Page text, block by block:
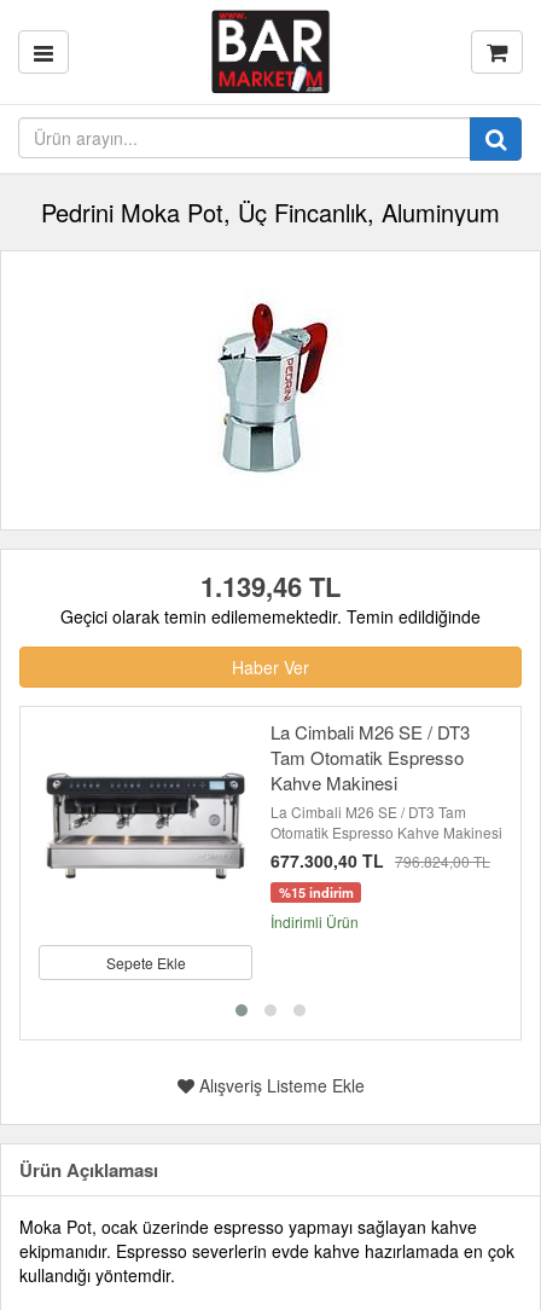
Pedrini Moka Pot, Üç Fincanlık, Aluminyum
1.139,46 TL
Geçici olarak temin edilememektedir. Temin edildiğinde
Haber Ver
Sepete Ekle
La Cimbali M26 SE / DT3
Tam Otomatik Espresso
Kahve Makinesi
La Cimbali M26 SE / DT3 Tam
Otomatik Espresso Kahve Makinesi
677.300,40 TL 796.824,00 TL
%15 indirim
İndirimli Ürün
Alışveriş Listeme Ekle
Ürün Açıklaması
Moka Pot, ocak üzerinde espresso yapmayı sağlayan kahve
ekipmanıdır. Espresso severlerin evde kahve hazırlamada en çok
kullandığı yöntemdir.